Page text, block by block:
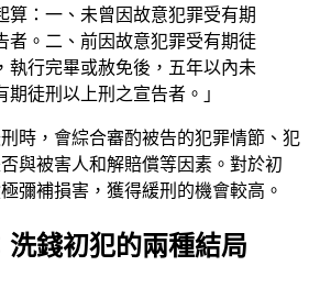
算：一、未曾因故意犯罪受有期
者。二、前因故意犯罪受有期徒
執行完畢或赦免後，五年以內未
期徒刑以上刑之宣告者。」
時，會綜合審酌被告的犯罪情節、犯
與被害人和解賠償等因素。對於初
彌補損害，獲得緩刑的機會較高。
洗錢初犯的兩種結局